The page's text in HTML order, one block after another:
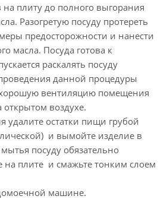
на плиту до полного выгорания
Разогретую посуду протереть
предосторожности и нанести
масла. Посуда готова к
раскалять посуду
данной процедуры
хорошую вентиляцию помещения
воздухе.
удалите остатки пищи грубой
и вымойте изделие в
посуду обязательно
на плите и смажьте тонким слоем
машине.